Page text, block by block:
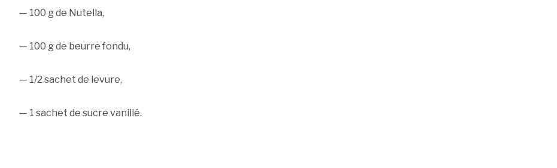
— 100 g de Nutella,
— 100 g de beurre fondu,
— 1/2 sachet de levure,
— 1 sachet de sucre vanillé.